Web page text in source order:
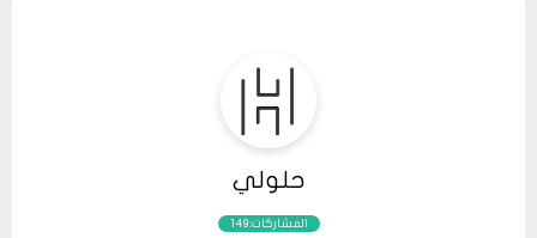
حلولي
المشاركات:149